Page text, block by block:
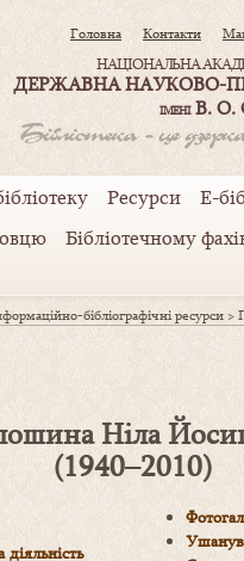
Головна Контакти
НАЦІОНАЛЬНА
ДЕРЖАВНА НАУКОВО-
ІМЕНІВ. О.
Ресурси Е-
Бібліотечному
бібліографічні ресурси >
Ніла
(1940–2010)